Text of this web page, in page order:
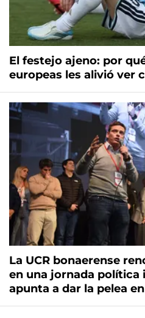
El festejo ajeno: por
europeas les alivió ver
La UCR bonaerense
en una jornada política
apunta a dar la pelea